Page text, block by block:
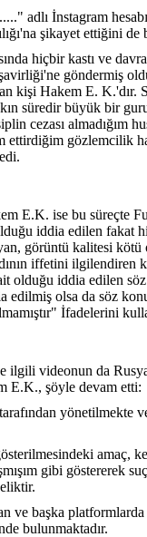
adlı İnstagram
şikayet ettiğini de
hiçbir kastı ve
göndermiş
kişi Hakem E. K.'dır.
süredir büyük bir
cezası almadığım
gözlemcilik
E.K. ise bu süreçte
iddia edilen fakat
görüntü kalitesi
iffetini ilgilendiren
olduğu iddia edilen
edilmiş olsa da söz
İfadelerini
ilgili videonun da
E.K., şöyle devam etti:
yönetilmekte
amaç,
gibi göstererek
ve başka platformlarda
bulunmaktadır.